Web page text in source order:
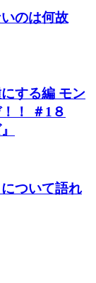
のは何故
する編 モン
！ ＃1８
ついて語れ